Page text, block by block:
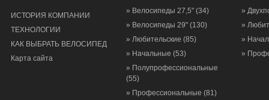
ИСТОРИЯ КОМПАНИИ
ТЕХНОЛОГИИ
КАК ВЫБРАТЬ ВЕЛОСИПЕД
Карта сайта
» Велосипеды 27,5" (34)
» Велосипеды 29" (130)
» Любительские (85)
» Начальные (53)
» Полупрофессиональные
(55)
» Профессиональные (81)
»
»
»
»